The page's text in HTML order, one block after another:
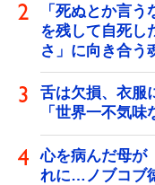
「死ぬとか言
を残して自死し
さ」に向き合う
舌は欠損、衣服
「世界一不気
心を病んだ母が
れに…ノブコブ